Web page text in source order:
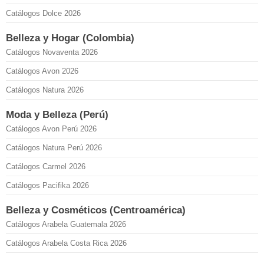
Catálogos Dolce 2026
Belleza y Hogar (Colombia)
Catálogos Novaventa 2026
Catálogos Avon 2026
Catálogos Natura 2026
Moda y Belleza (Perú)
Catálogos Avon Perú 2026
Catálogos Natura Perú 2026
Catálogos Carmel 2026
Catálogos Pacifika 2026
Belleza y Cosméticos (Centroamérica)
Catálogos Arabela Guatemala 2026
Catálogos Arabela Costa Rica 2026